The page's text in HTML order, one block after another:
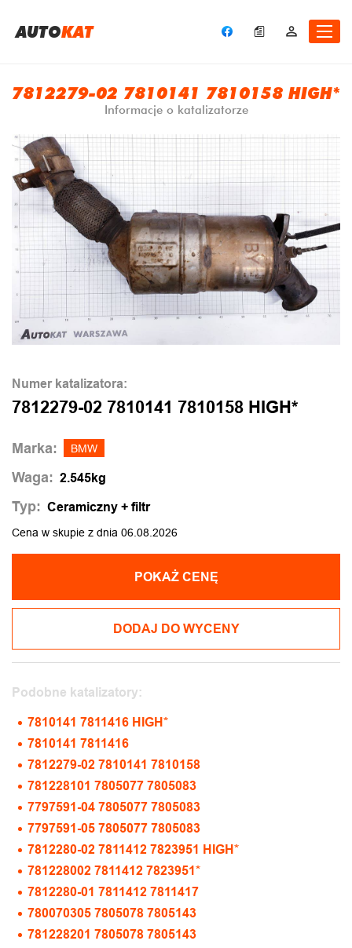
AUTOKAT
7812279-02 7810141 7810158 HIGH*
Informacje o katalizatorze
Numer katalizatora:
7812279-02 7810141 7810158 HIGH*
Marka: BMW
Waga: 2.545kg
Typ: Ceramiczny + filtr
Cena w skupie z dnia 06.08.2026
POKAŻ CENĘ
DODAJ DO WYCENY
Podobne katalizatory:
7810141 7811416 HIGH*
7810141 7811416
7812279-02 7810141 7810158
781228101 7805077 7805083
7797591-04 7805077 7805083
7797591-05 7805077 7805083
7812280-02 7811412 7823951 HIGH*
781228002 7811412 7823951*
7812280-01 7811412 7811417
780070305 7805078 7805143
781228201 7805078 7805143